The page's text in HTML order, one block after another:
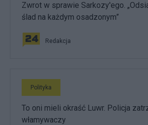
Zwrot w sprawie Sarkozy'ego.
ślad na każdym osadzonym”
Redakcja
Polityka
To oni mieli okraść Luwr. Policja
włamywaczy